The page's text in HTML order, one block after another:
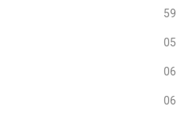
59
05
06
06